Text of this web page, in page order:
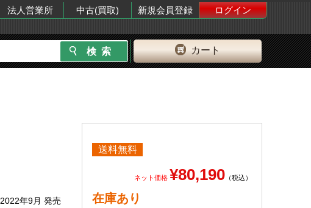
法人営業所 中古(買取) 新規会員登録
ログイン
カート
2022年9月 発売
送料無料
ネット価格 ¥80,190 （税込）
在庫あり